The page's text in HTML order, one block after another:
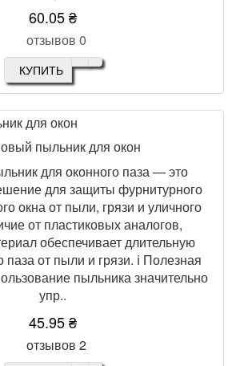
60.05 ₴
отзывов 0
КУПИТЬ
пыльник для окон
для оконного паза — это
для защиты фурнитурного
окна от пыли, грязи и уличного
от пластиковых аналогов,
обеспечивает длительную
паза от пыли и грязи. ℹ️ Полезная
пыльника значительно
упр..
45.95 ₴
отзывов 2